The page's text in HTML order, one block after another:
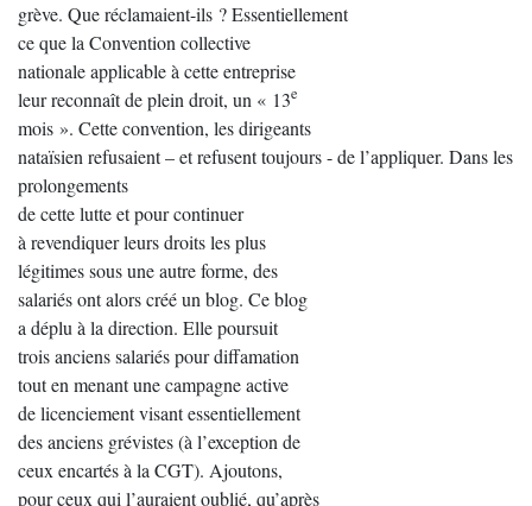
grève. Que réclamaient-ils ? Essentiellement
ce que la Convention collective
nationale applicable à cette entreprise
leur reconnaît de plein droit, un « 13e
mois ». Cette convention, les dirigeants
nataïsien refusaient – et refusent toujours - de l’appliquer. Dans les
prolongements
de cette lutte et pour continuer
à revendiquer leurs droits les plus
légitimes sous une autre forme, des
salariés ont alors créé un blog. Ce blog
a déplu à la direction. Elle poursuit
trois anciens salariés pour diffamation
tout en menant une campagne active
de licenciement visant essentiellement
des anciens grévistes (à l’exception de
ceux encartés à la CGT). Ajoutons,
pour ceux qui l’auraient oublié, qu’après